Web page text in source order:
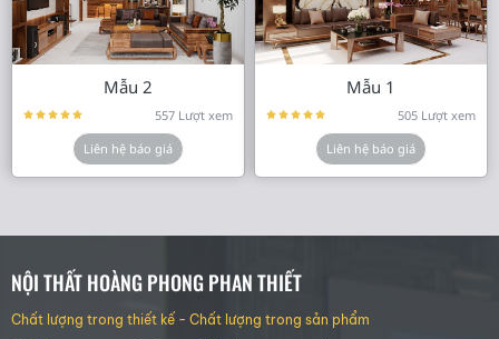
Mẫu 2
557 Lượt xem
Liên hệ báo giá
Mẫu 1
505 Lượt xem
Liên hệ báo giá
NỘI THẤT HOÀNG PHONG PHAN THIẾT
Chất lượng trong thiết kế - Chất lượng trong sản phẩm